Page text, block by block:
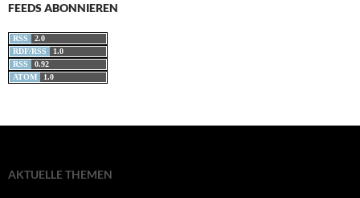
FEEDS ABONNIEREN
RSS
2.0
RDF/RSS
1.0
RSS
0.92
ATOM
1.0
AKTUELLE THEMEN